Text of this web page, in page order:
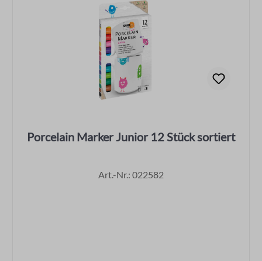
Porcelain Marker Junior 12 Stück sortiert
Art.-Nr.: 022582